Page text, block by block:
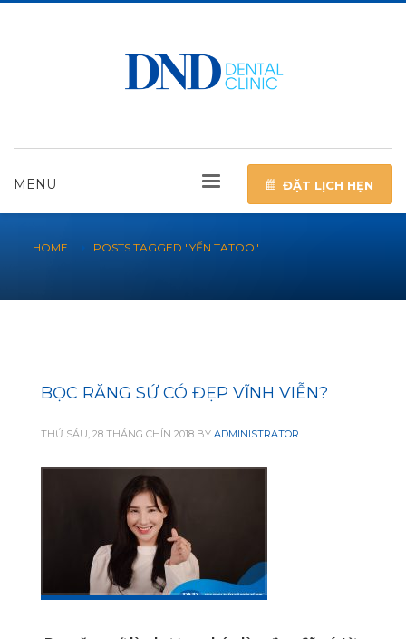
MENU ĐẶT LỊCH HẸN
HOME POSTS TAGGED "YẾN TATOO"
BỌC RĂNG SỨ CÓ ĐẸP VĨNH VIỄN?
THỨ SÁU, 28 THÁNG CHÍN 2018 BY ADMINISTRATOR